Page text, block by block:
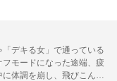
デキる女」で通っている
モードになった途端、疲
体調を崩し、飛びこんだ